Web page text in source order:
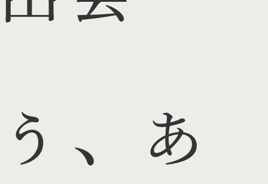
う、あ